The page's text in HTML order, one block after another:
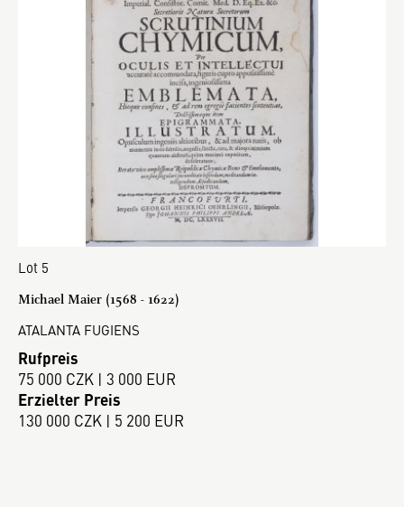
Lot 5
Michael Maier (1568 - 1622)
ATALANTA FUGIENS
Rufpreis
75 000 CZK | 3 000 EUR
Erzielter Preis
130 000 CZK | 5 200 EUR